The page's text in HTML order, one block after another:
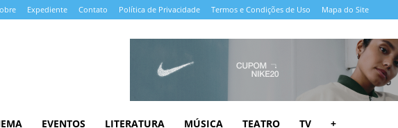
Expediente Contato Política de Privacidade Termos e Condições de Uso Mapa do Site
EVENTOS LITERATURA MÚSICA TEATRO TV +